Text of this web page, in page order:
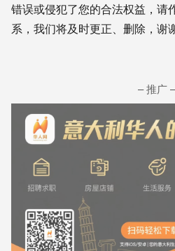
错误或侵犯了您的合法权益，请
系，我们将及时更正、删除，谢
– 推广 –